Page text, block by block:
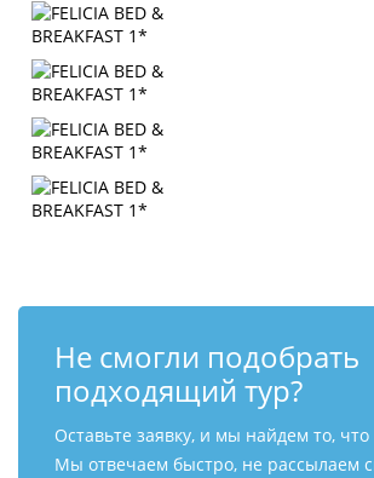
Не смогли подобрать
подходящий тур?
Оставьте заявку, и мы найдем то,
Мы отвечаем быстро, не рассылаем